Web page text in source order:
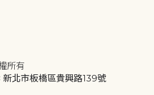
所有
北市板橋區貴興路139號